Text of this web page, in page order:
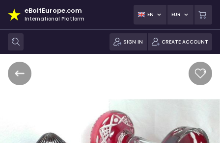
eBoltEurope.com
International Platform
EN EUR
SIGN IN CREATE ACCOUNT